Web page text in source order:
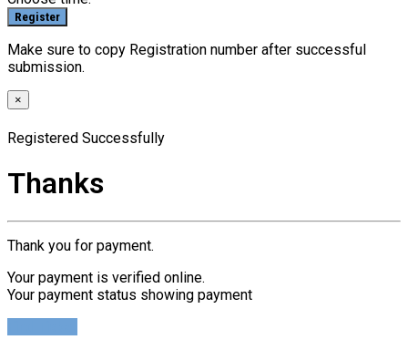
Make sure to copy Registration number after successful
submission.
×
Registered Successfully
Thanks
Thank you for payment.
Your payment is verified online.
Your payment status showing payment